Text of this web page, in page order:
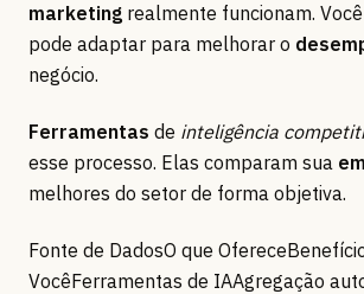
marketing realmente funcionam.
pode adaptar para melhorar o
negócio.
Ferramentas de inteligência
esse processo. Elas comparam sua
melhores do setor de forma objetiva.
Fonte de DadosO que
VocêFerramentas de IAAgregação